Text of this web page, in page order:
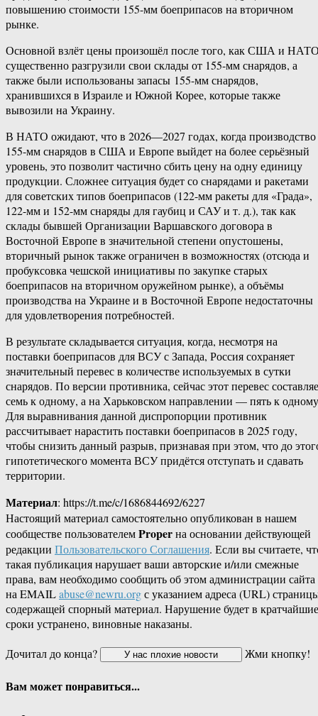
повышению стоимости 155-мм боеприпасов на вторичном
рынке.
Основной взлёт цены произошёл после того, как США и
существенно разгрузили свои склады от 155-мм снарядов, а
также были использованы запасы 155-мм снарядов,
хранившихся в Израиле и Южной Корее, которые также
вывозили на Украину.
В НАТО ожидают, что в 2026—2027 годах, когда производство
155-мм снарядов в США и Европе выйдет на более серьёзный
уровень, это позволит частично сбить цену на одну единицу
продукции. Сложнее ситуация будет со снарядами и ракетами
для советских типов боеприпасов (122-мм ракеты для «Града»,
122-мм и 152-мм снаряды для гаубиц и САУ и т. д.), так как
склады бывшей Организации Варшавского договора в
Восточной Европе в значительной степени опустошены,
вторичный рынок также ограничен в возможностях (отсюда и
пробуксовка чешской инициативы по закупке старых
боеприпасов на вторичном оружейном рынке), а объёмы
производства на Украине и в Восточной Европе недостаточны
для удовлетворения потребностей.
В результате складывается ситуация, когда, несмотря на
поставки боеприпасов для ВСУ с Запада, Россия сохраняет
значительный перевес в количестве используемых в сутки
снарядов. По версии противника, сейчас этот перевес
семь к одному, а на Харьковском направлении — пять к
Для выравнивания данной диспропорции противник
рассчитывает нарастить поставки боеприпасов в 2025 году,
чтобы снизить данный разрыв, признавая при этом, что до
гипотетического момента ВСУ придётся отступать и сдавать
территории.
Материал: https://t.me/c/1686844692/6227
Настоящий материал самостоятельно опубликован в нашем
сообществе пользователемProperна основании действующей
редакции Пользовательского Соглашения. Если вы считаете,
такая публикация нарушает ваши авторские и/или смежные
права, вам необходимо сообщить об этом администрации сайта
на EMAILabuse@newru.orgс указанием адреса (URL)
содержащей спорный материал. Нарушение будет в кратчайшие
сроки устранено, виновные наказаны.
Дочитал до конца?
Жми кнопку!
Вам может понравиться...